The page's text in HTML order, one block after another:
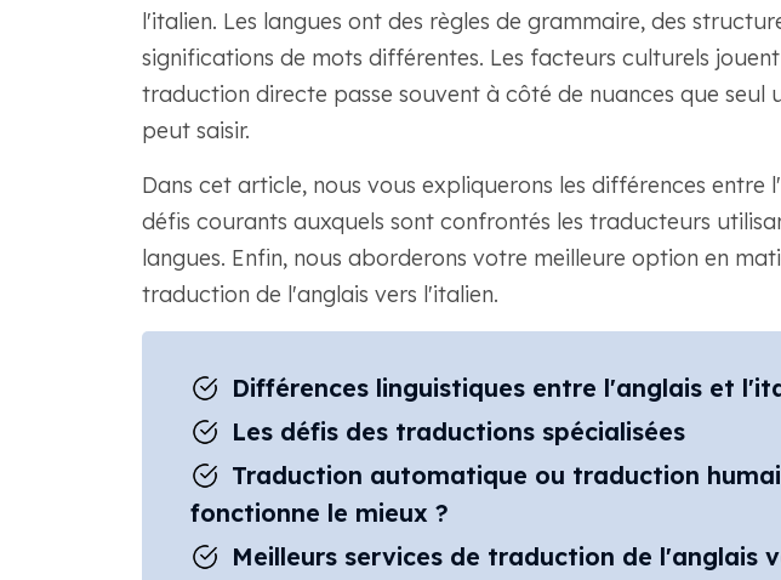
l'italien. Les langues ont des règles de grammaire, des
significations de mots différentes. Les facteurs culturels
traduction directe passe souvent à côté de nuances que seul
peut saisir.
Dans cet article, nous vous expliquerons les différences entre
défis courants auxquels sont confrontés les traducteurs
langues. Enfin, nous aborderons votre meilleure option en
traduction de l'anglais vers l'italien.
Différences linguistiques entre l'anglais et
Les défis des traductions spécialisées
Traduction automatique ou traduction
fonctionne le mieux ?
Meilleurs services de traduction de l'anglais